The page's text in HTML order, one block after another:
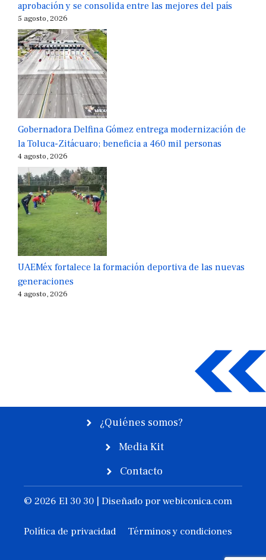
aprobación y se consolida entre las mejores del país
5 agosto, 2026
Gobernadora Delfina Gómez entrega modernización de
la Toluca-Zitácuaro; beneficia a 460 mil personas
4 agosto, 2026
UAEMéx fortalece la formación deportiva de las nuevas
generaciones
4 agosto, 2026
¿Quiénes somos?
Media Kit
Contacto
© 2026 El 30 30 | Diseñado porwebiconica.com
Política de privacidad Términos y condiciones